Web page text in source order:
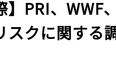
】PRI、WWF
スクに関する